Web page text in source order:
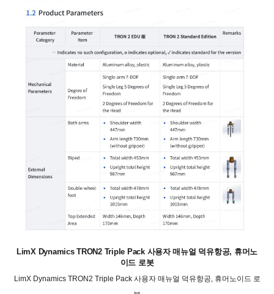
LimX Dynamics TRON2 Triple Pack 사용자 매뉴얼 덕유항공, 휴머노
이드 로봇
LimX Dynamics TRON2 Triple Pack 사용자 매뉴얼 덕유항공, 휴머노이드 로